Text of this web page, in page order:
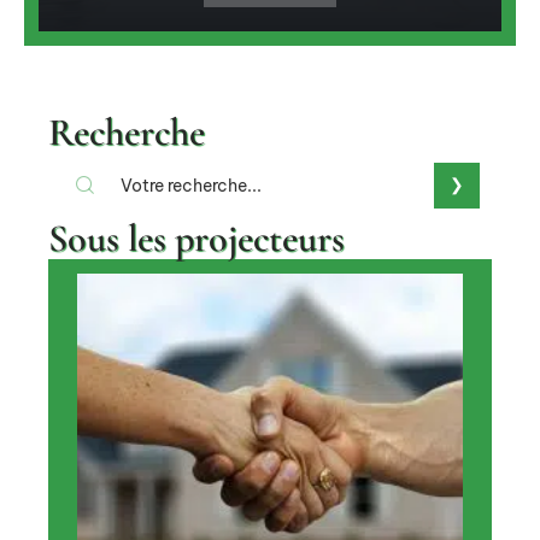
Recherche
Sous les projecteurs